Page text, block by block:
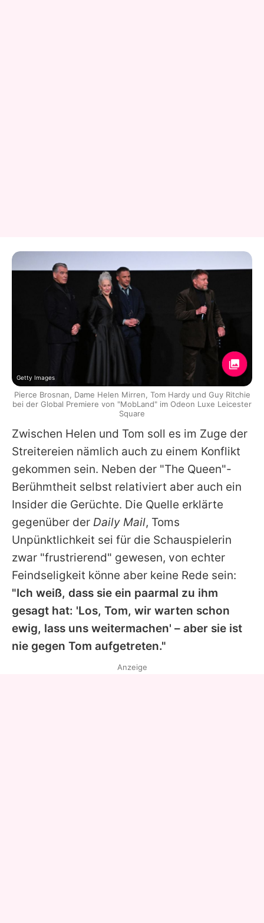
Zwischen Helen und Tom soll es im Zuge der
Streitereien nämlich auch zu einem Konflikt
gekommen sein. Neben der "The Queen"-
Berühmtheit selbst relativiert aber auch ein
Insider die Gerüchte. Die Quelle erklärte
gegenüber der Daily Mail, Toms
Unpünktlichkeit sei für die Schauspielerin
zwar "frustrierend" gewesen, von echter
Feindseligkeit könne aber keine Rede sein:
"Ich weiß, dass sie ein paarmal zu ihm
gesagt hat: 'Los, Tom, wir warten schon
ewig, lass uns weitermachen' – aber sie ist
nie gegen Tom aufgetreten."
Getty Images
Pierce Brosnan, Dame Helen Mirren, Tom Hardy und Guy Ritchie
bei der Global Premiere von "MobLand" im Odeon Luxe Leicester
Square
Anzeige